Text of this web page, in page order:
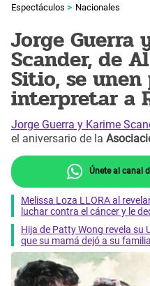
Espectáculos Nacionales
Jorge Guerra
Scander, de
Sitio, se unen
interpretar a
Jorge Guerra y Karime
el aniversario de la
Únete al canal
Melissa Loza LLORA al
luchar contra el cáncer y le
Hija de Patty Wong revela su
que su mamá dejó a su